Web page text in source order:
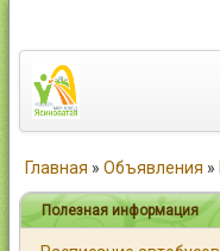
Город
Главная » Объявления »
Полезная информация